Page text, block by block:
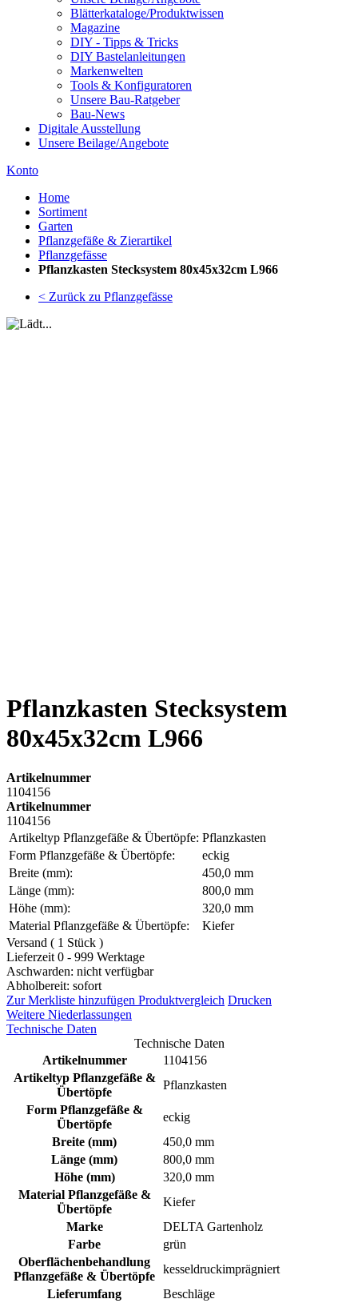
Blätterkataloge/Produktwissen
Magazine
DIY - Tipps & Tricks
DIY Bastelanleitungen
Markenwelten
Tools & Konfiguratoren
Unsere Bau-Ratgeber
Bau-News
Digitale Ausstellung
Unsere Beilage/Angebote
Konto
Home
Sortiment
Garten
Pflanzgefäße & Zierartikel
Pflanzgefässe
Pflanzkasten Stecksystem 80x45x32cm L966
< Zurück zu Pflanzgefässe
Pflanzkasten Stecksystem
80x45x32cm L966
Artikelnummer
1104156
Artikelnummer
1104156
Artikeltyp Pflanzgefäße & Übertöpfe: Pflanzkasten
Form Pflanzgefäße & Übertöpfe:
eckig
Breite (mm):
450,0 mm
Länge (mm):
800,0 mm
Höhe (mm):
320,0 mm
Material Pflanzgefäße & Übertöpfe:
Kiefer
Versand ( 1 Stück )
Lieferzeit 0 - 999 Werktage
Aschwarden: nicht verfügbar
Abholbereit: sofort
Zur Merkliste hinzufügen Produktvergleich Drucken
Weitere Niederlassungen
Technische Daten
Technische Daten
Artikelnummer
1104156
Artikeltyp Pflanzgefäße &
Übertöpfe
Pflanzkasten
Form Pflanzgefäße &
Übertöpfe
eckig
Breite (mm)
450,0 mm
Länge (mm)
800,0 mm
Höhe (mm)
320,0 mm
Material Pflanzgefäße &
Übertöpfe
Kiefer
Marke
DELTA Gartenholz
Farbe
grün
Oberflächenbehandlung
Pflanzgefäße & Übertöpfe
kesseldruckimprägniert
Lieferumfang
Beschläge